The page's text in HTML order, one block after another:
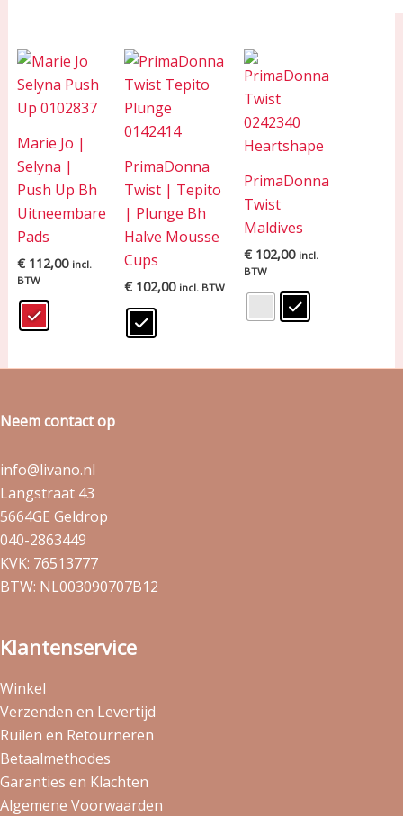
Marie Jo |
Selyna |
Push Up Bh
Uitneembare
Pads
€112,00 incl.
BTW
PrimaDonna
Twist | Tepito
| Plunge Bh
Halve Mousse
Cups
€102,00 incl. BTW
PrimaDonna
Twist
Maldives
€102,00 incl.
BTW
Neem contact op
info@livano.nl
Langstraat 43
5664GE Geldrop
040-2863449
KVK: 76513777
BTW: NL003090707B12
Klantenservice
Winkel
Verzenden en Levertijd
Ruilen en Retourneren
Betaalmethodes
Garanties en Klachten
Algemene Voorwaarden